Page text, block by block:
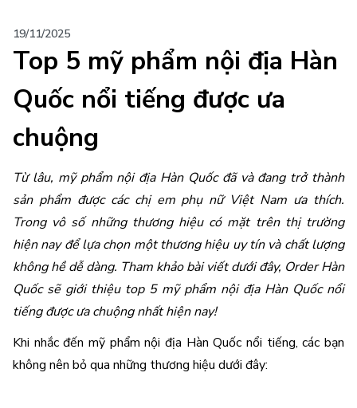
19/11/2025
Top 5 mỹ phẩm nội địa Hàn
Quốc nổi tiếng được ưa
chuộng
Từ lâu, mỹ phẩm nội địa Hàn Quốc đã và đang trở thành
sản phẩm được các chị em phụ nữ Việt Nam ưa thích.
Trong vô số những thương hiệu có mặt trên thị trường
hiện nay để lựa chọn một thương hiệu uy tín và chất lượng
không hề dễ dàng. Tham khảo bài viết dưới đây, Order Hàn
Quốc sẽ giới thiệu top 5 mỹ phẩm nội địa Hàn Quốc nổi
tiếng được ưa chuộng nhất hiện nay!
Khi nhắc đến mỹ phẩm nội địa Hàn Quốc nổi tiếng, các bạn
không nên bỏ qua những thương hiệu dưới đây: